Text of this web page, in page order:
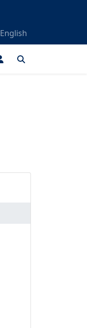
English